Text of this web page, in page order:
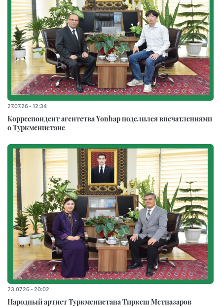
27.07.26 - 12:34
Корреспондент агентства Yonhap поделился впечатлениями
о Туркменистане
23.07.26 - 20:02
Народный артист Туркменистана Тиркеш Мeтназаров